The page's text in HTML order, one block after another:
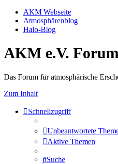
AKM Webseite
Atmosphärenblog
Halo-Blog
AKM e.V.
Das Forum für atmosphärische
Zum Inhalt
Schnellzugriff
Unbeantwortete
Aktive Themen
Suche